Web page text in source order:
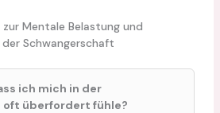
zur Mentale Belastung und
Schwangerschaft
ich mich in der
oft überfordert fühle?